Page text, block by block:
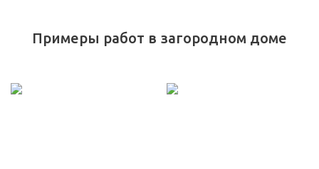
Примеры работ в загородном доме